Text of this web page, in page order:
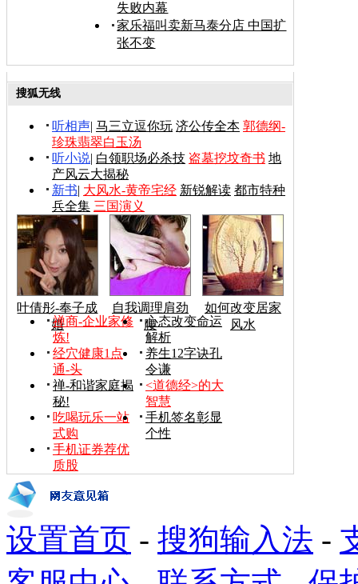
失败内幕
家乐福叫卖新马泰分店 中国扩
张不变
搜狐无线
听相声| 马三立逗你玩 济公传全本 郭德纲-
珍珠翡翠白玉汤
听小说| 白领职场必杀技 盗墓挖坟奇书 地
产风云大揭秘
新书| 大风水-黄帝宅经 新锐解读 都市特种
兵全集 三国演义
叶倩彤-奉子成
婚
自我调理肩劲
腰
如何改变居家
风水
禅商-企业家修
炼!
心态改变命运
解析
经穴健康1点
通-头
养生12字诀孔
令谦
禅-和谐家庭揭
秘!
<道德经>的大
智慧
吃喝玩乐一站
式购
手机签名彰显
个性
手机证券荐优
质股
设置首页 - 搜狗输入法 -